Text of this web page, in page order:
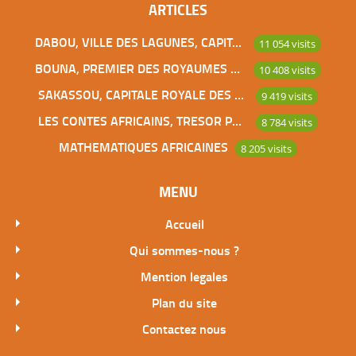
ARTICLES
DABOU, VILLE DES LAGUNES, CAPITALE DES ADJOUKROU 11 054 visits
BOUNA, PREMIER DES ROYAUMES DE CÔTE D’IVOIRE 10 408 visits
SAKASSOU, CAPITALE ROYALE DES BAOULES 9 419 visits
LES CONTES AFRICAINS, TRESOR POUR L’HUMANITE 8 784 visits
MATHEMATIQUES AFRICAINES 8 205 visits
MENU
Accueil
Qui sommes-nous ?
Mention legales
Plan du site
Contactez nous